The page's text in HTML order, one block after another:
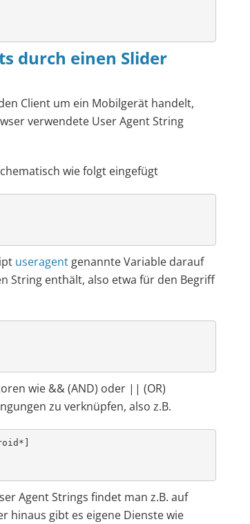
durch einen Slider
Client um ein Mobilgerät handelt,
verwendete User Agent String
wie folgt eingefügt
useragent genannte Variable darauf
String enthält, also etwa für den Begriff
wie && (AND) oder || (OR)
zu verknüpfen, also z.B.
Agent Strings findet man z.B. auf
hinaus gibt es eigene Dienste wie